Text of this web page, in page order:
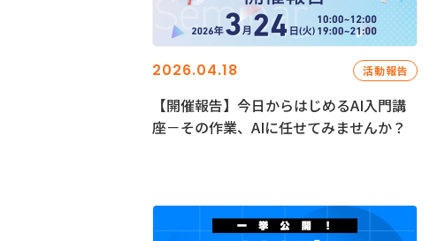
2026.04.18 活動報告
【開催報告】今日からはじめるAI入門講
座－その作業、AIに任せてみませんか？